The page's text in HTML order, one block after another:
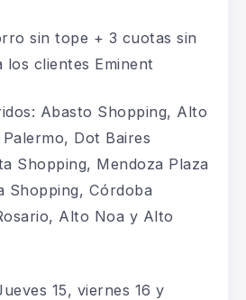
sin tope + 3 cuotas sin
los clientes Eminent
Abasto Shopping, Alto
Dot Baires
Shopping, Mendoza Plaza
Shopping, Córdoba
Alto Noa y Alto
15, viernes 16 y